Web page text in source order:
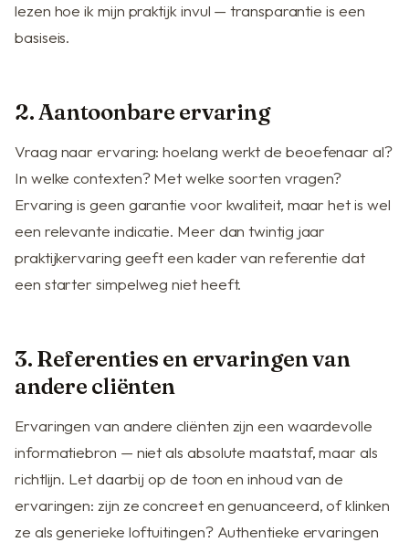
lezen hoe ik mijn praktijk invul — transparantie is een
basiseis.
2. Aantoonbare ervaring
Vraag naar ervaring: hoelang werkt de beoefenaar al?
In welke contexten? Met welke soorten vragen?
Ervaring is geen garantie voor kwaliteit, maar het is wel
een relevante indicatie. Meer dan twintig jaar
praktijkervaring geeft een kader van referentie dat
een starter simpelweg niet heeft.
3. Referenties en ervaringen van
andere cliënten
Ervaringen van andere cliënten zijn een waardevolle
informatiebron — niet als absolute maatstaf, maar als
richtlijn. Let daarbij op de toon en inhoud van de
ervaringen: zijn ze concreet en genuanceerd, of klinken
ze als generieke loftuitingen? Authentieke ervaringen